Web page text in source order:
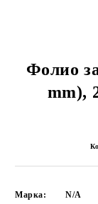
Фолио
mm),
Марка:
N/A